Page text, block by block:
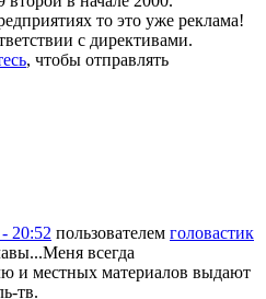
то это уже реклама!
с директивами.
, чтобы отправлять
20:52 пользователем головастик
всегда
и местных материалов выдают
тв.